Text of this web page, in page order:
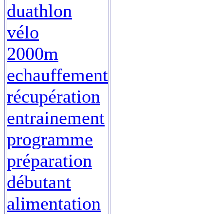
duathlon
vélo
2000m
echauffement
récupération
entrainement
programme
préparation
débutant
alimentation